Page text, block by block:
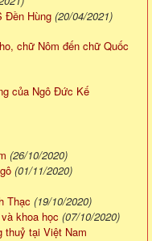
Đền Hùng (20/04/2021)
chữ Nôm đến chữ Quốc
của Ngô Đức Kế
(26/10/2020)
(01/11/2020)
Thạc (19/10/2020)
khoa học (07/10/2020)
thuỷ tại Việt Nam